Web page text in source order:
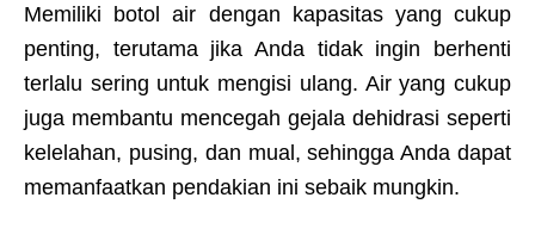
Memiliki botol air dengan kapasitas yang cukup
penting, terutama jika Anda tidak ingin berhenti
terlalu sering untuk mengisi ulang. Air yang cukup
juga membantu mencegah gejala dehidrasi seperti
kelelahan, pusing, dan mual, sehingga Anda dapat
memanfaatkan pendakian ini sebaik mungkin.